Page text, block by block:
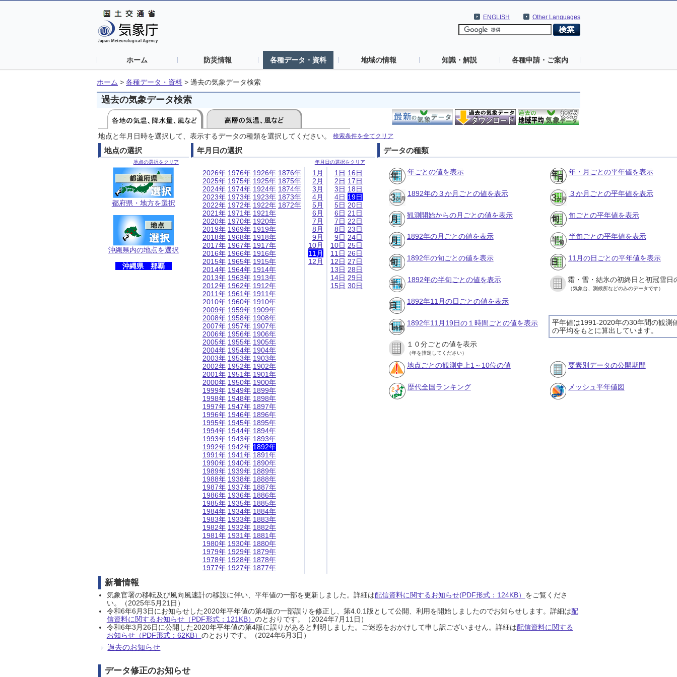
Other Languages
ENGLISH
ホーム 防災情報 各種データ・資料 地域の情報 知識・解説 各種申請・ご案内
ホーム > 各種データ・資料 > 過去の気象データ検索
過去の気象データ検索
地点と年月日時を選択して、表示するデータの種類を選択してください。 検索条件を全てクリア
地点の選択
地点の選択をクリア
都府県・地方を選択
沖縄県内の地点を選択
沖縄県 那覇
年月日の選択
年月日の選択をクリア
2026年
2025年
2024年
2023年
2022年
2021年
2020年
2019年
2018年
2017年
2016年
2015年
2014年
2013年
2012年
2011年
2010年
2009年
2008年
2007年
2006年
2005年
2004年
2003年
2002年
2001年
2000年
1999年
1998年
1997年
1996年
1995年
1994年
1993年
1992年
1991年
1990年
1989年
1988年
1987年
1986年
1985年
1984年
1983年
1982年
1981年
1980年
1979年
1978年
1977年
1976年
1975年
1974年
1973年
1972年
1971年
1970年
1969年
1968年
1967年
1966年
1965年
1964年
1963年
1962年
1961年
1960年
1959年
1958年
1957年
1956年
1955年
1954年
1953年
1952年
1951年
1950年
1949年
1948年
1947年
1946年
1945年
1944年
1943年
1942年
1941年
1940年
1939年
1938年
1937年
1936年
1935年
1934年
1933年
1932年
1931年
1930年
1929年
1928年
1927年
1926年
1925年
1924年
1923年
1922年
1921年
1920年
1919年
1918年
1917年
1916年
1915年
1914年
1913年
1912年
1911年
1910年
1909年
1908年
1907年
1906年
1905年
1904年
1903年
1902年
1901年
1900年
1899年
1898年
1897年
1896年
1895年
1894年
1893年
1892年
1891年
1890年
1889年
1888年
1887年
1886年
1885年
1884年
1883年
1882年
1881年
1880年
1879年
1878年
1877年
1876年
1875年
1874年
1873年
1872年
1月
2月
3月
4月
5月
6月
7月
8月
9月
10月
11月
12月
1日
2日
3日
4日
5日
6日
7日
8日
9日
10日
11日
12日
13日
14日
15日
16日
17日
18日
19日
20日
21日
22日
23日
24日
25日
26日
27日
28日
29日
30日
データの種類
年ごとの値を表示 年・月ごとの平年値を表示
1892年の３か月ごとの値を表示 ３か月ごとの平年値を表示
観測開始からの月ごとの値を表示 旬ごとの平年値を表示
1892年の月ごとの値を表示 半旬ごとの平年値を表示
1892年の旬ごとの値を表示 11月の日ごとの平年値を表示
1892年の半旬ごとの値を表示 霜・雪・結氷の初終日と初冠雪日
（気象台、測候所などのみのデータです）
1892年11月の日ごとの値を表示
平年値は1991-2020年の30年間の観測
の平均をもとに算出しています。
1892年11月19日の１時間ごとの値を表示
１０分ごとの値を表示
（年を指定してください）
地点ごとの観測史上1～10位の値 要素別データの公開期間
歴代全国ランキング メッシュ平年値図
新着情報
気象官署の移転及び風向風速計の移設に伴い、平年値の一部を更新しました。詳細は配信資料に関するお知らせ(PDF形式：124KB） をご覧くださ
い。（2025年5月21日）
令和6年6月3日にお知らせした2020年平年値の第4版の一部誤りを修正し、第4.0.1版として公開、利用を開始しましたのでお知らせします。詳細は配
信資料に関するお知らせ（PDF形式：121KB） のとおりです。（2024年7月11日）
令和6年3月26日に公開した2020年平年値の第4版に誤りがあると判明しました。ご迷惑をおかけして申し訳ございません。詳細は配信資料に関する
お知らせ（PDF形式：62KB） のとおりです。（2024年6月3日）
過去のお知らせ
データ修正のお知らせ